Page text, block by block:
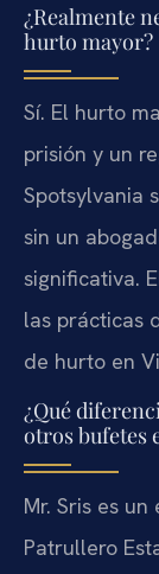
¿Realmente
hurto mayor?
Sí. El hurto
prisión y un
Spotsylvania
sin un
significativa.
las prácticas
de hurto en
¿Qué
otros bufetes
Mr. Sris es
Patrullero